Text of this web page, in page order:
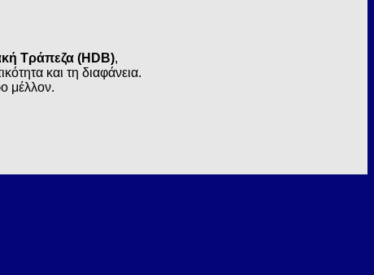
Τράπεζα (HDB),
και τη διαφάνεια.
μέλλον.